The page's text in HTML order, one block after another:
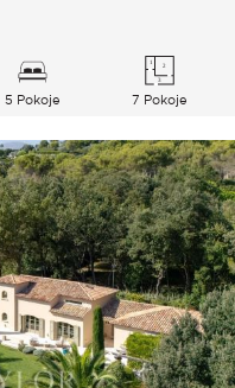
5 Pokoje 7 Pokoje